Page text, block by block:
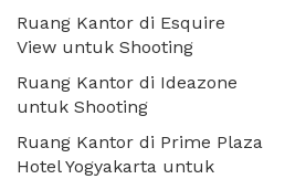
Ruang Kantor di Esquire
View untuk Shooting
Ruang Kantor di Ideazone
untuk Shooting
Ruang Kantor di Prime Plaza
Hotel Yogyakarta untuk